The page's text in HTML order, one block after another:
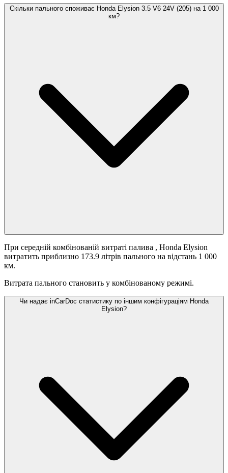
Скільки пального споживає Honda Elysion 3.5 V6 24V (205) на 1 000
км?
При середній комбінованій витраті палива , Honda Elysion
витратить приблизно 173.9 літрів пального на відстань 1 000
км.
Витрата пального становить у комбінованому режимі.
Чи надає inCarDoc статистику по іншим конфігураціям Honda
Elysion?